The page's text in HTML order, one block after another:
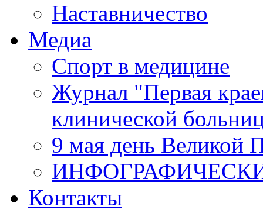
Наставничество
Медиа
Спорт в медицине
Журнал "Первая
клинической
9 мая день Великой
Контакты